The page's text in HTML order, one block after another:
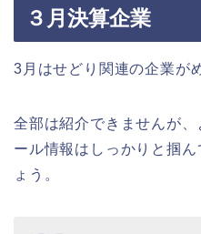
３月決算企業
3月はせどり関連の企業が
全部は紹介できませんが
ール情報はしっかりと掴
ょう。